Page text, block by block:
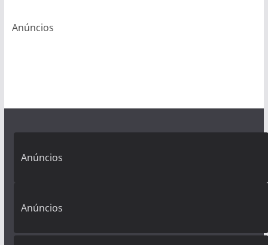
Anúncios
Anúncios
Anúncios